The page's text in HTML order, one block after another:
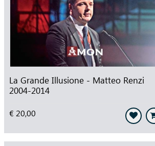
La Grande Illusione - Matteo Renzi
2004-2014
€ 20,00